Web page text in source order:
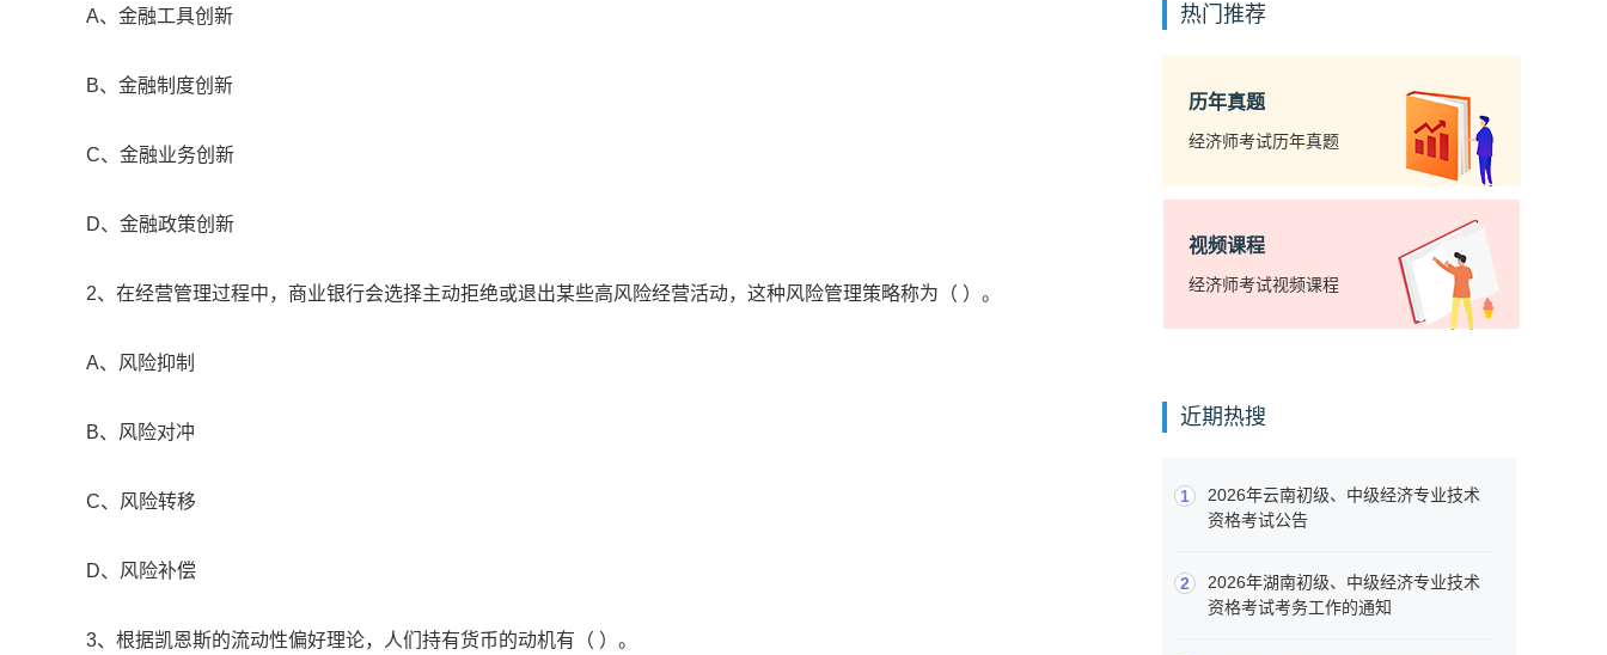
A、金融工具创新
B、金融制度创新
C、金融业务创新
D、金融政策创新
2、在经营管理过程中，商业银行会选择主动拒绝或退出某些高风险经营活动，这种风险管理策略称为（ ）。
A、风险抑制
B、风险对冲
C、风险转移
D、风险补偿
3、根据凯恩斯的流动性偏好理论，人们持有货币的动机有（ ）。
热门推荐
历年真题
经济师考试历年真题
视频课程
经济师考试视频课程
近期热搜
1
2026年云南初级、中级经济专业技术
资格考试公告
2
2026年湖南初级、中级经济专业技术
资格考试考务工作的通知